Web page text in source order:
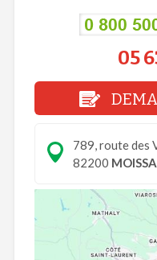
05
789, route des
82200